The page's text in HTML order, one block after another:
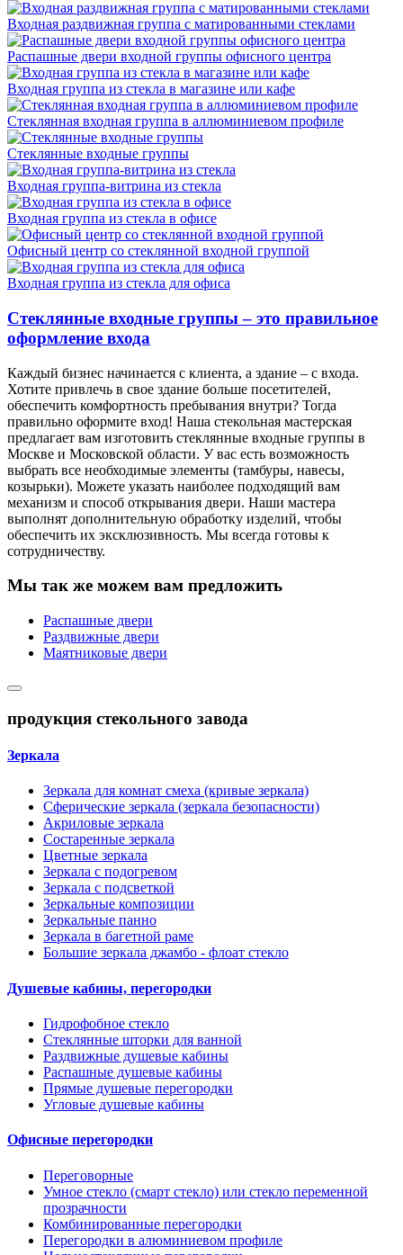
Входная раздвижная группа с матированными стеклами
Распашные двери входной группы офисного центра
Входная группа из стекла в магазине или кафе
Стеклянная входная группа в аллюминиевом профиле
Стеклянные входные группы
Входная группа-витрина из стекла
Входная группа из стекла в офисе
Офисный центр со стеклянной входной группой
Входная группа из стекла для офиса
Стеклянные входные группы – это правильное
оформление входа
Каждый бизнес начинается с клиента, а здание – с входа.
Хотите привлечь в свое здание больше посетителей,
обеспечить комфортность пребывания внутри? Тогда
правильно оформите вход! Наша стекольная мастерская
предлагает вам изготовить стеклянные входные группы в
Москве и Московской области. У вас есть возможность
выбрать все необходимые элементы (тамбуры, навесы,
козырьки). Можете указать наиболее подходящий вам
механизм и способ открывания двери. Наши мастера
выполнят дополнительную обработку изделий, чтобы
обеспечить их эксклюзивность. Мы всегда готовы к
сотрудничеству.
Мы так же можем вам предложить
Распашные двери
Раздвижные двери
Маятниковые двери
продукция стекольного завода
Зеркала
Зеркала для комнат смеха (кривые зеркала)
Сферические зеркала (зеркала безопасности)
Акриловые зеркала
Состаренные зеркала
Цветные зеркала
Зеркала с подогревом
Зеркала с подсветкой
Зеркальные композиции
Зеркальные панно
Зеркала в багетной раме
Большие зеркала джамбо - флоат стекло
Душевые кабины, перегородки
Гидрофобное стекло
Стеклянные шторки для ванной
Раздвижные душевые кабины
Распашные душевые кабины
Прямые душевые перегородки
Угловые душевые кабины
Офисные перегородки
Переговорные
Умное стекло (смарт стекло) или стекло переменной
прозрачности
Комбинированные перегородки
Перегородки в алюминиевом профиле